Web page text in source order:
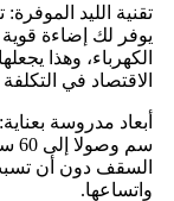
​تقنية الليد
يوفر لك إضاءة
الكهرباء، وهذا
الاقتصاد في
السقف دون أن
واتساعها.